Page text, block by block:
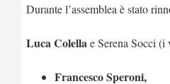
Durante l’assemblea è stato
Luca Colellae Serena Socci
Francesco Speroni,